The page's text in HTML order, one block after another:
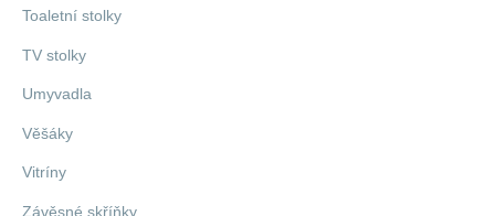
Toaletní stolky
TV stolky
Umyvadla
Věšáky
Vitríny
Závěsné skříňky